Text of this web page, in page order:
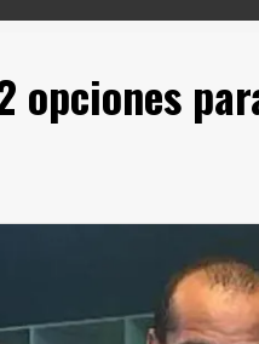
opciones